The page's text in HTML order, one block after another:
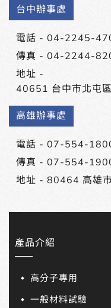
台中辦事處
電話 - 04-2245-
傳真 - 04-2244-
地址 -
40651 台中市北屯
高雄辦事處
電話 - 07-554-
傳真 - 07-554-
地址 - 80464 高雄
產品介紹
高分子專用
一般材料試驗